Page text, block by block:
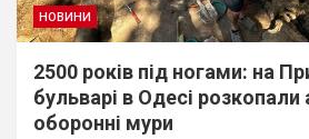
НОВИНИ
2500 років під ногами: на
бульварі в Одесі розкопали
оборонні мури